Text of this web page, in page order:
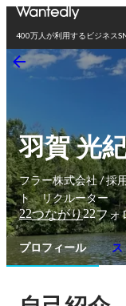
400万人が利用するビジネス
羽賀 光
フラー株式会社 / 採
ト リクルーター
22つながり22フォ
プロフィール ス